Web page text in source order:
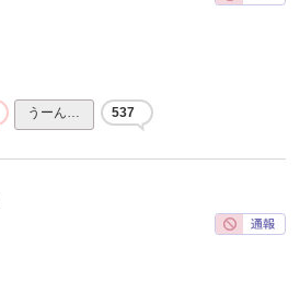
うーん… 537